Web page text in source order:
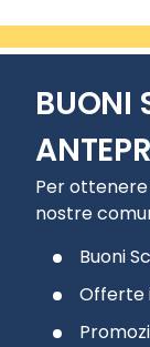
BUONI
Per
nostre
Buoni
Offerte